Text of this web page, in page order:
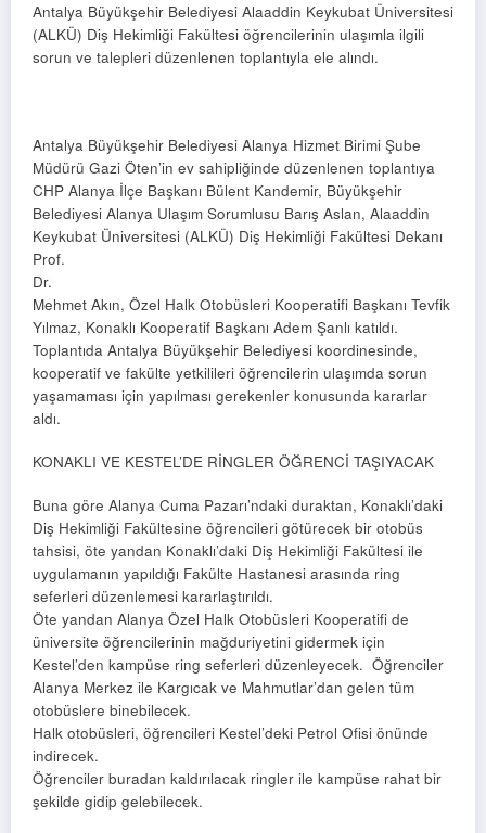
Antalya Büyükşehir Belediyesi Alaaddin Keykubat Üniversitesi
(ALKÜ) Diş Hekimliği Fakültesi öğrencilerinin ulaşımla ilgili
sorun ve talepleri düzenlenen toplantıyla ele alındı.
Antalya Büyükşehir Belediyesi Alanya Hizmet Birimi Şube
Müdürü Gazi Öten’in ev sahipliğinde düzenlenen toplantıya
CHP Alanya İlçe Başkanı Bülent Kandemir, Büyükşehir
Belediyesi Alanya Ulaşım Sorumlusu Barış Aslan, Alaaddin
Keykubat Üniversitesi (ALKÜ) Diş Hekimliği Fakültesi Dekanı
Prof.
Dr.
Mehmet Akın, Özel Halk Otobüsleri Kooperatifi Başkanı Tevfik
Yılmaz, Konaklı Kooperatif Başkanı Adem Şanlı katıldı.
Toplantıda Antalya Büyükşehir Belediyesi koordinesinde,
kooperatif ve fakülte yetkilileri öğrencilerin ulaşımda sorun
yaşamaması için yapılması gerekenler konusunda kararlar
aldı.
KONAKLI VE KESTEL’DE RİNGLER ÖĞRENCİ TAŞIYACAK
Buna göre Alanya Cuma Pazarı’ndaki duraktan, Konaklı’daki
Diş Hekimliği Fakültesine öğrencileri götürecek bir otobüs
tahsisi, öte yandan Konaklı’daki Diş Hekimliği Fakültesi ile
uygulamanın yapıldığı Fakülte Hastanesi arasında ring
seferleri düzenlemesi kararlaştırıldı.
Öte yandan Alanya Özel Halk Otobüsleri Kooperatifi de
üniversite öğrencilerinin mağduriyetini gidermek için
Kestel’den kampüse ring seferleri düzenleyecek. Öğrenciler
Alanya Merkez ile Kargıcak ve Mahmutlar’dan gelen tüm
otobüslere binebilecek.
Halk otobüsleri, öğrencileri Kestel’deki Petrol Ofisi önünde
indirecek.
Öğrenciler buradan kaldırılacak ringler ile kampüse rahat bir
şekilde gidip gelebilecek.